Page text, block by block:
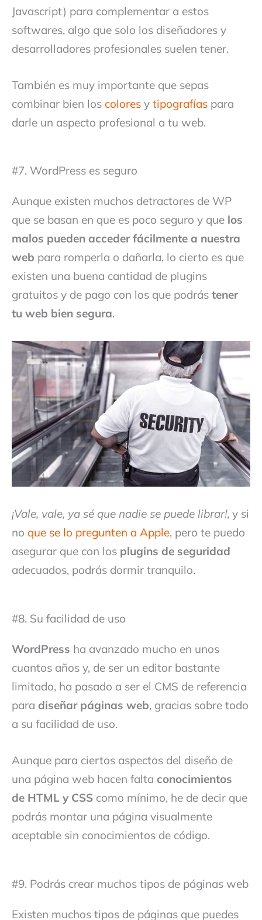
Javascript) para complementar a estos
softwares, algo que solo los diseñadores y
desarrolladores profesionales suelen tener.
También es muy importante que sepas
combinar bien los colores y tipografías para
darle un aspecto profesional a tu web.
#7. WordPress es seguro
Aunque existen muchos detractores de WP
que se basan en que es poco seguro y que los
malos pueden acceder fácilmente a nuestra
web para romperla o dañarla, lo cierto es que
existen una buena cantidad de plugins
gratuitos y de pago con los que podrás tener
tu web bien segura.
¡Vale, vale, ya sé que nadie se puede librar!, y si
no que se lo pregunten a Apple, pero te puedo
asegurar que con los plugins de seguridad
adecuados, podrás dormir tranquilo.
#8. Su facilidad de uso
WordPress ha avanzado mucho en unos
cuantos años y, de ser un editor bastante
limitado, ha pasado a ser el CMS de referencia
para diseñar páginas web, gracias sobre todo
a su facilidad de uso.
Aunque para ciertos aspectos del diseño de
una página web hacen falta conocimientos
de HTML y CSS como mínimo, he de decir que
podrás montar una página visualmente
aceptable sin conocimientos de código.
#9. Podrás crear muchos tipos de páginas web
Existen muchos tipos de páginas que puedes